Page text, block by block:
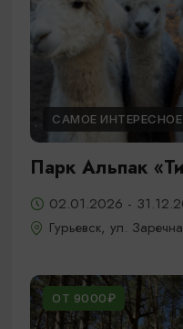
САМОЕ ИНТЕРЕСНОЕ
Парк Альпак
02.01.2026 -
Гурьевск, ул.
ОТ 9000₽